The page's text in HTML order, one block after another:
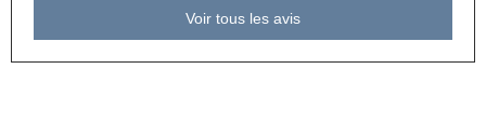
Voir tous les avis